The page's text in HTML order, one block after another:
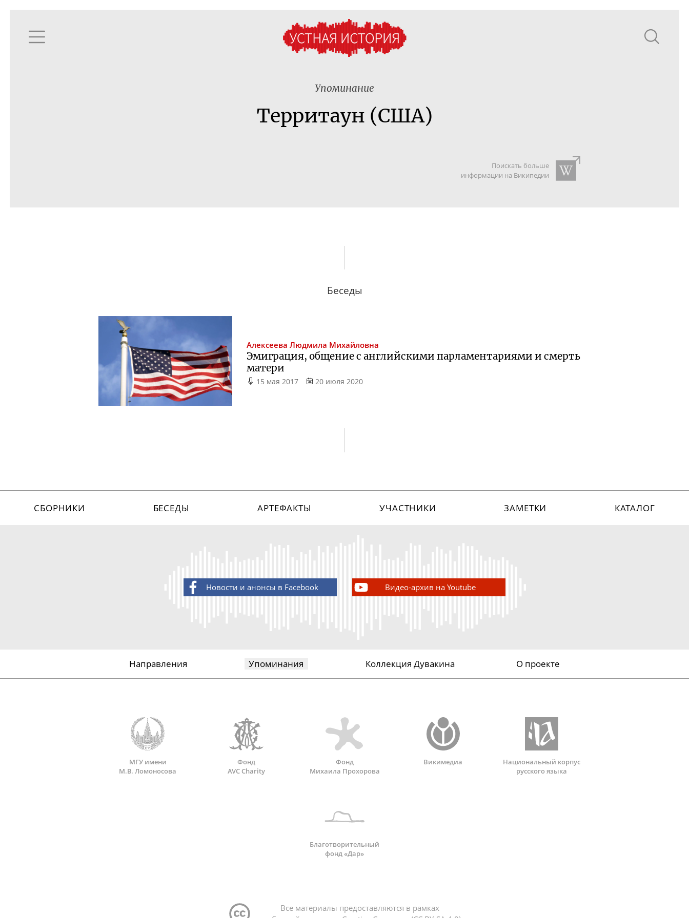
Упоминание
Территаун (США)
Поискать больше
информации на Википедии
Беседы
Алексеева Людмила Михайловна
Эмиграция, общение с английскими парламентариями и смерть
матери
15 мая 2017 20 июля 2020
СБОРНИКИ БЕСЕДЫ АРТЕФАКТЫ УЧАСТНИКИ ЗАМЕТКИ КАТАЛОГ
Новости и анонсы в Facebook Видео-архив на Youtube
Направления Упоминания Коллекция Дувакина О проекте
МГУ имени
М.В. Ломоносова
Фонд
AVC Charity
Фонд
Михаила Прохорова
Викимедиа
Национальный корпус
русского языка
Благотворительный
фонд «Дар»
Все материалы предоставляются в рамках